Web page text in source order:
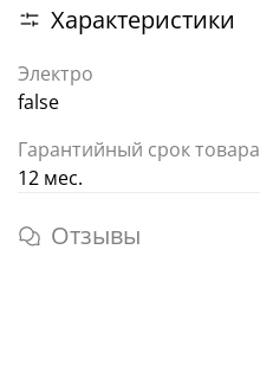
Характеристики
Электро
false
Гарантийный срок товара
12 мес.
Отзывы